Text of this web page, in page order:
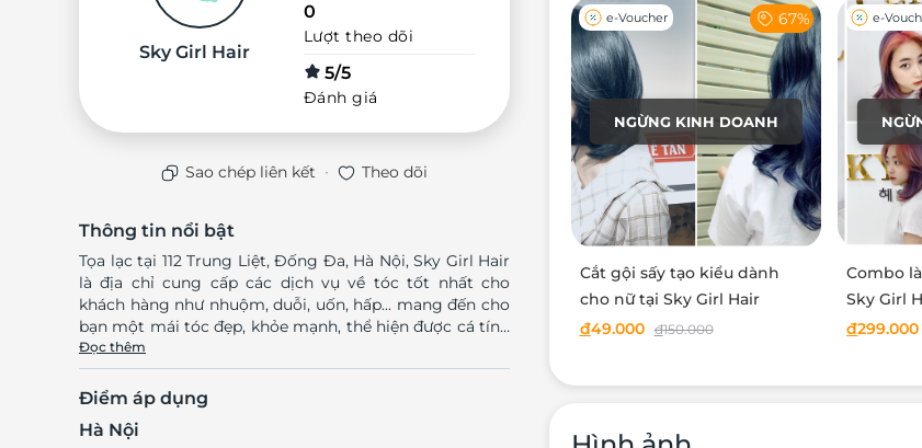
Sky Girl Hair
0
Lượt theo dõi
5/5
Đánh giá
Sao chép liên kết · Theo dõi
Thông tin nổi bật
Tọa lạc tại 112 Trung Liệt, Đống Đa, Hà Nội, Sky Girl Hair
là địa chỉ cung cấp các dịch vụ về tóc tốt nhất cho
khách hàng như nhuộm, duỗi, uốn, hấp... mang đến cho
bạn một mái tóc đẹp, khỏe mạnh, thể hiện được cá tính
cũng như gu thời trang thẩm mỹ riêng. Với mong
muốn mang đến những dịch vụ uy tín tốt nhất, Sky Girl
Hair luôn cam kết sử dụng các sản phẩm chất lượng
100%, nhập khẩu chính hãng từ nhiều thương hiệu nổi
tiếng, được kiểm chứng trực tiếp bởi khách hàng
Đọc thêm
Điểm áp dụng
Hà Nội
NGỪNG KINH DOANH
e-Voucher 67%
Cắt gội sấy tạo kiểu dành
cho nữ tại Sky Girl Hair
đ49.000 đ150.000
e-
Combo
Sky Girl
đ299.000